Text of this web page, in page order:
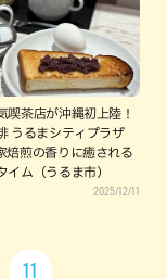
喫茶店が沖縄初上陸！
うるまシティプラザ
焙煎の香りに癒される
イム（うるま市）
2025/12/11
11